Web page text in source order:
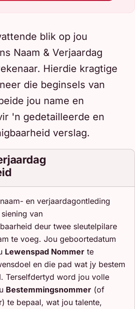
blik op jou
Naam & Verjaardag
Hierdie kragtige
die beginsels van
jou name en
'n gedetailleerde en
verslag.
en verjaardagontleding
van
deur twee sleutelpilare
te voeg. Jou geboortedatum
Lewenspad Nommer te
en die pad wat jy bestem
Terselfdertyd word jou volle
Bestemmingsnommer (of
te bepaal, wat jou talente,